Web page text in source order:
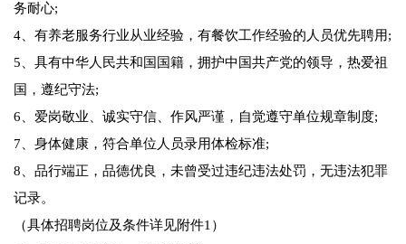
务耐心;
4、有养老服务行业从业经验，有餐饮工作经验的人员优先聘用;
5、具有中华人民共和国国籍，拥护中国共产党的领导，热爱祖
国，遵纪守法;
6、爱岗敬业、诚实守信、作风严谨，自觉遵守单位规章制度;
7、身体健康，符合单位人员录用体检标准;
8、品行端正，品德优良，未曾受过违纪违法处罚，无违法犯罪
记录。
（具体招聘岗位及条件详见附件1）